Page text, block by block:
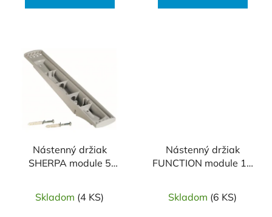
Nástenný držiak
SHERPA module 5
Skladom (4 KS)
Nástenný držiak
FUNCTION module 10
Skladom (6 KS)